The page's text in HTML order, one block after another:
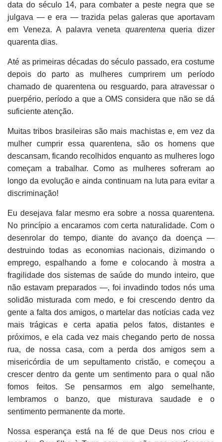
data do século 14, para combater a peste negra que se
julgava — e era — trazida pelas galeras que aportavam
em Veneza. A palavra veneta quarentena queria dizer
quarenta dias.
Até as primeiras décadas do século passado, era costume
depois do parto as mulheres cumprirem um período
chamado de quarentena ou resguardo, para atravessar o
puerpério, período a que a OMS considera que não se dá
suficiente atenção.
Muitas tribos brasileiras são mais machistas e, em vez da
mulher cumprir essa quarentena, são os homens que
descansam, ficando recolhidos enquanto as mulheres logo
começam a trabalhar. Como as mulheres sofreram ao
longo da evolução e ainda continuam na luta para evitar a
discriminação!
Eu desejava falar mesmo era sobre a nossa quarentena.
No princípio a encaramos com certa naturalidade. Com o
desenrolar do tempo, diante do avanço da doença —
destruindo todas as economias nacionais, dizimando o
emprego, espalhando a fome e colocando à mostra a
fragilidade dos sistemas de saúde do mundo inteiro, que
não estavam preparados —, foi invadindo todos nós uma
solidão misturada com medo, e foi crescendo dentro da
gente a falta dos amigos, o martelar das notícias cada vez
mais trágicas e certa apatia pelos fatos, distantes e
próximos, e ela cada vez mais chegando perto de nossa
rua, de nossa casa, com a perda dos amigos sem a
misericórdia de um sepultamento cristão, e começou a
crescer dentro da gente um sentimento para o qual não
fomos feitos. Se pensarmos em algo semelhante,
lembramos o banzo, que misturava saudade e o
sentimento permanente da morte.
Nossa esperança está na fé de que Deus nos criou e